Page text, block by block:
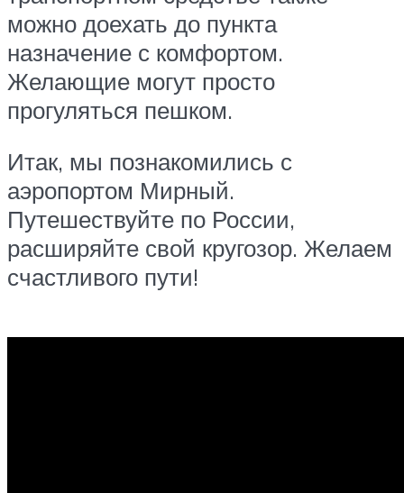
можно доехать до пункта
назначение с комфортом.
Желающие могут просто
прогуляться пешком.
Итак, мы познакомились с
аэропортом Мирный.
Путешествуйте по России,
расширяйте свой кругозор. Желаем
счастливого пути!